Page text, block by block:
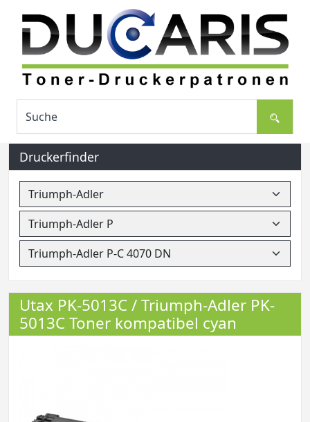
Druckerfinder
Utax PK-5013C / Triumph-Adler PK-
5013C Toner kompatibel cyan